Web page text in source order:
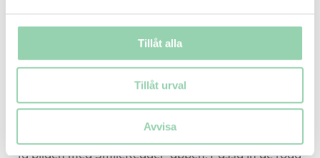
Tillåt alla
Tillåt urval
Avvisa
Ta bilden med SmileReader-appen. Passa in de röda